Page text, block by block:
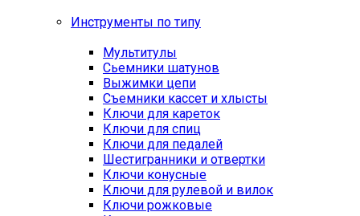
Инструменты по типу
Мультитулы
Сьемники шатунов
Выжимки цепи
Съемники кассет и хлысты
Ключи для кареток
Ключи для спиц
Ключи для педалей
Шестигранники и отвертки
Ключи конусные
Ключи для рулевой и вилок
Ключи рожковые